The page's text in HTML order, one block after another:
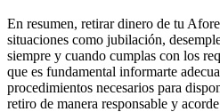
En resumen, retirar dinero de tu
situaciones como jubilación,
siempre y cuando cumplas con los
que es fundamental informarte
procedimientos necesarios para
retiro de manera responsable y